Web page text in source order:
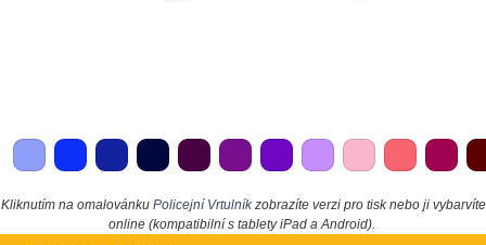
Kliknutím na omalovánku Policejní Vrtulníkzobrazíte verzi pro tisk nebo ji vybarvíte
online (kompatibilní s tablety iPad a Android).